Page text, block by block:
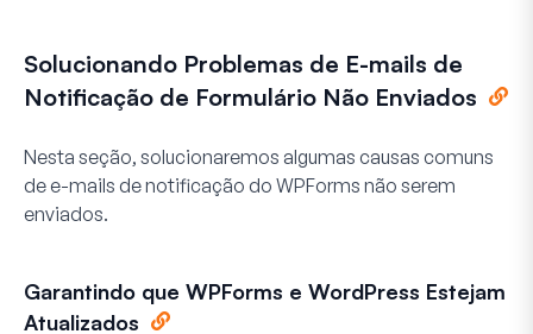
Solucionando Problemas de E-mails de
Notificação de Formulário Não Enviados
Nesta seção, solucionaremos algumas causas comuns
de e-mails de notificação do WPForms não serem
enviados.
Garantindo que WPForms e WordPress Estejam
Atualizados